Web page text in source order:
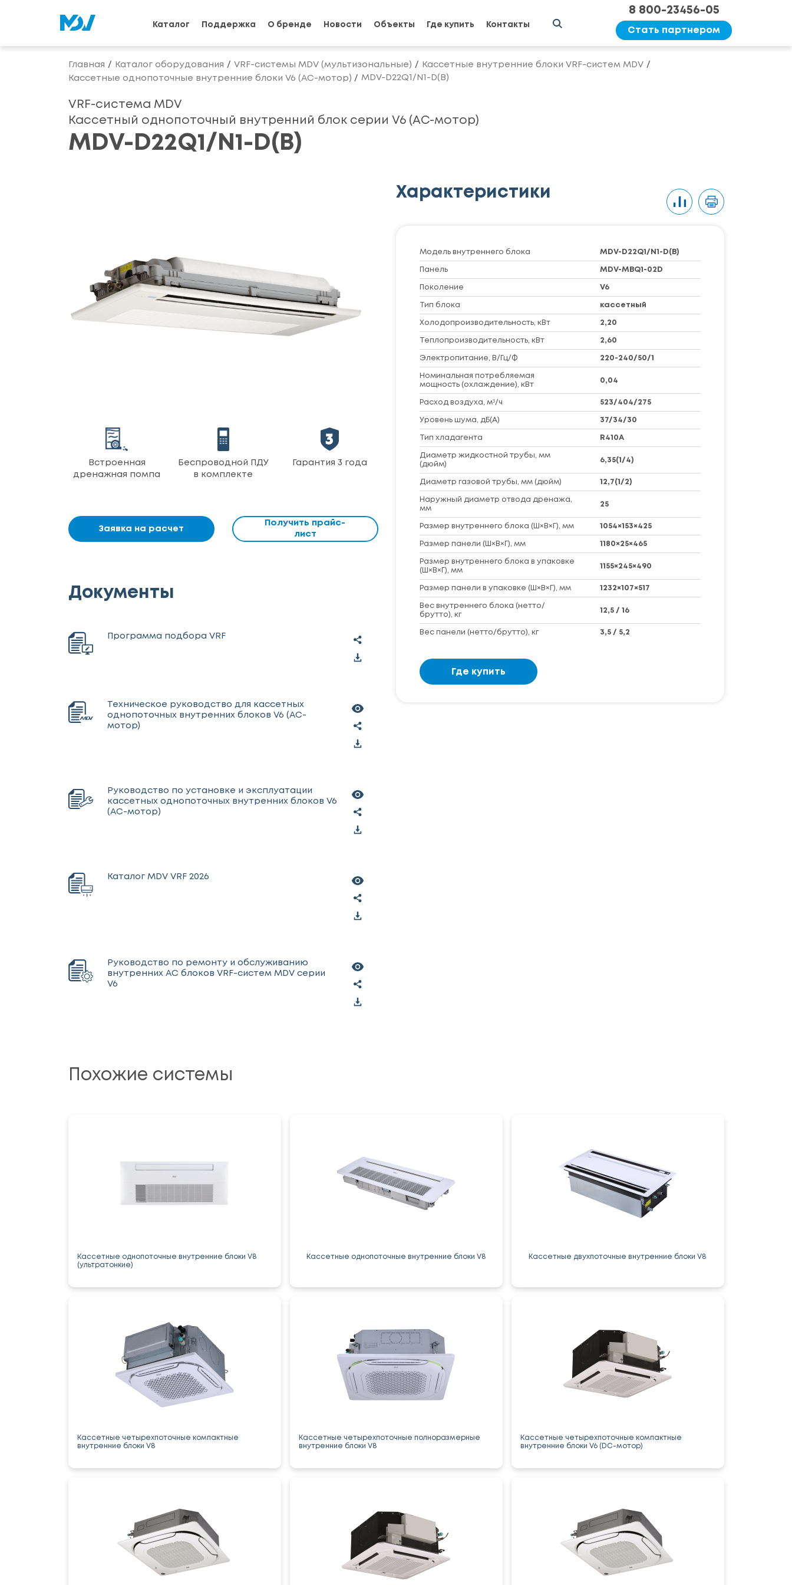
Каталог Поддержка О бренде Новости Объекты Где купить Контакты
8 800-23456-05
Стать партнером
Главная Каталог оборудования VRF-системы MDV (мультизональные)
Кассетные внутренние блоки VRF-систем MDV
Кассетные однопоточные внутренние блоки V6 (AC-мотор)
MDV-D22Q1/N1-D(B)
VRF-система MDV
Кассетный однопоточный внутренний блок серии V6 (AC-мотор)
MDV-D22Q1/N1-D(B)
Встроенная
дренажная помпа
Беспроводной ПДУ
в комплекте
Гарантия 3 года
Заявка на расчет
Получить прайс-
лист
Характеристики
Модель внутреннего блока MDV-D22Q1/N1-D(B)
Панель MDV-MBQ1-02D
Поколение V6
Тип блока кассетный
Холодопроизводительность, кВт 2,20
Теплопроизводительность, кВт 2,60
Электропитание, В/Гц/Ф 220-240/50/1
Номинальная потребляемая
мощность (охлаждение), кВт
0,04
Расход воздуха, м³/ч 523/404/275
Уровень шума, дБ(A) 37/34/30
Тип хладагента R410A
Диаметр жидкостной трубы, мм
(дюйм)
6,35(1/4)
Диаметр газовой трубы, мм (дюйм) 12,7(1/2)
Наружный диаметр отвода дренажа,
мм
25
Размер внутреннего блока (Ш×В×Г), мм 1054×153×425
Размер панели (Ш×В×Г), мм 1180×25×465
Размер внутреннего блока в упаковке
(Ш×В×Г), мм
1155×245×490
Размер панели в упаковке (Ш×В×Г), мм 1232×107×517
Вес внутреннего блока (нетто/
брутто), кг
12,5 / 16
Вес панели (нетто/брутто), кг 3,5 / 5,2
Где купить
Документы
Программа подбора VRF
Техническое руководство для кассетных
однопоточных внутренних блоков V6 (AC-
мотор)
Руководство по установке и эксплуатации
кассетных однопоточных внутренних блоков V6
(AC-мотор)
Каталог MDV VRF 2026
Руководство по ремонту и обслуживанию
внутренних AC блоков VRF-систем MDV серии
V6
Похожие системы
Кассетные однопоточные внутренние блоки V8
(ультратонкие)
Кассетные однопоточные внутренние блоки V8 Кассетные двухпоточные внутренние блоки V8
Кассетные четырехпоточные компактные
внутренние блоки V8
Кассетные четырехпоточные полноразмерные
внутренние блоки V8
Кассетные четырехпоточные компактные
внутренние блоки V6 (DC-мотор)